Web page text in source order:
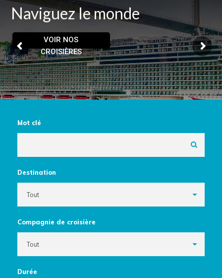
VOIR NOS
CROISIÈRES
Naviguez le monde
Mot clé
Destination
Compagnie de croisière
Durée